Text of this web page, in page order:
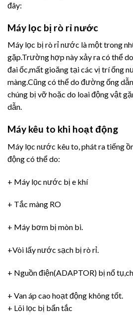
đây:
Máy lọc bị rò rỉ nước
Máy lọc bị rò rỉ nước là một trong
gặp.Trường hợp này xảy ra có thể
đai ốc,mất gioăng tại các vị trí ống
màng.Cũng có thể do đường ống
chúng bị vỡ hoặc do loai động vật
dẫn.
Máy kêu to khi hoạt động
Máy lọc nước kêu to, phát ra tiếng
động có thể do:
+ Máy lọc nước bị e khí
+ Tắc màng RO
+ Máy bơm bị mòn bi.
+Vòi lấy nước sạch bị rò rỉ.
+ Nguồn điện(ADAPTOR) bị nổ
+ Van áp cao hoạt động không tốt.
+ Lõi lọc bị bẩn tắc